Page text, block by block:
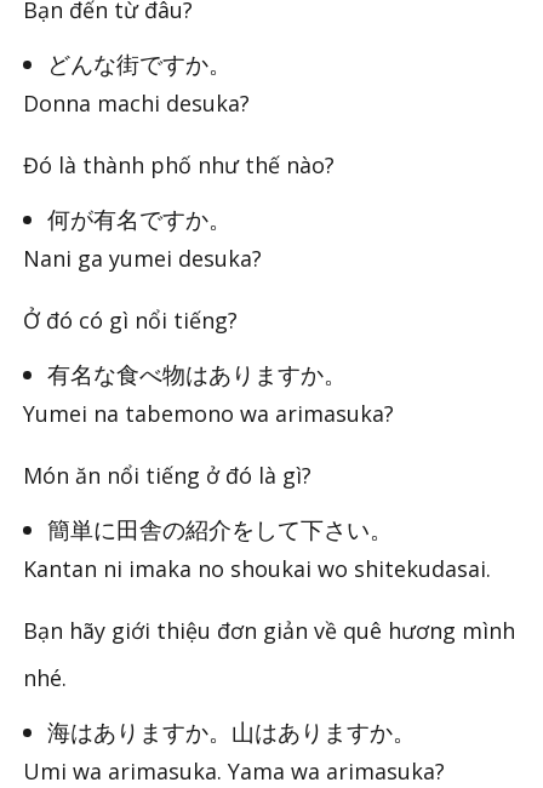
Bạn đến từ đâu?
どんな街ですか。
Donna machi desuka?
Đó là thành phố như thế nào?
何が有名ですか。
Nani ga yumei desuka?
Ở đó có gì nổi tiếng?
有名な食べ物はありますか。
Yumei na tabemono wa arimasuka?
Món ăn nổi tiếng ở đó là gì?
簡単に田舎の紹介をして下さい。
Kantan ni imaka no shoukai wo shitekudasai.
Bạn hãy giới thiệu đơn giản về quê hương mình
nhé.
海はありますか。山はありますか。
Umi wa arimasuka. Yama wa arimasuka?